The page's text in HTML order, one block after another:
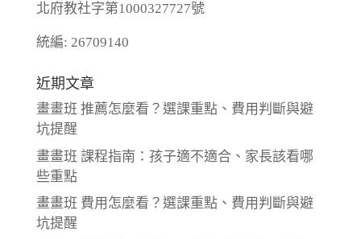
北府教社字第1000327727號
統編: 26709140
近期文章
畫畫班 推薦怎麼看？選課重點、費用判斷與避
坑提醒
畫畫班 課程指南：孩子適不適合、家長該看哪
些重點
畫畫班 費用怎麼看？選課重點、費用判斷與避
坑提醒